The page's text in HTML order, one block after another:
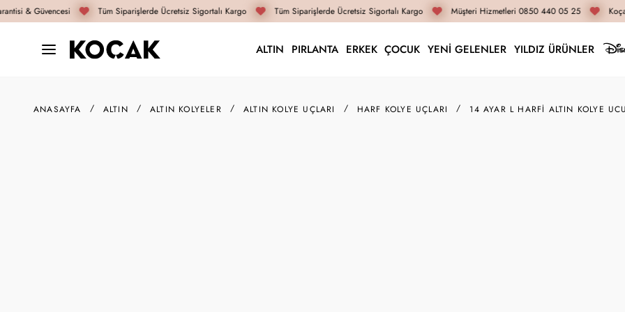
& Güvencesi Tüm Siparişlerde Ücretsiz Sigortalı Kargo Tüm Siparişlerde Ücretsiz Sigortalı Kargo Müşteri Hizmetleri 0850 440 05 25
ALTIN PIRLANTA ERKEK ÇOCUK YENİ GELENLER YILDIZ ÜRÜNLER
ANASAYFA ALTIN ALTIN KOLYELER ALTIN KOLYE UÇLARI HARF KOLYE UÇLARI 14 AYAR L HARFI ALTIN KOLYE UCU